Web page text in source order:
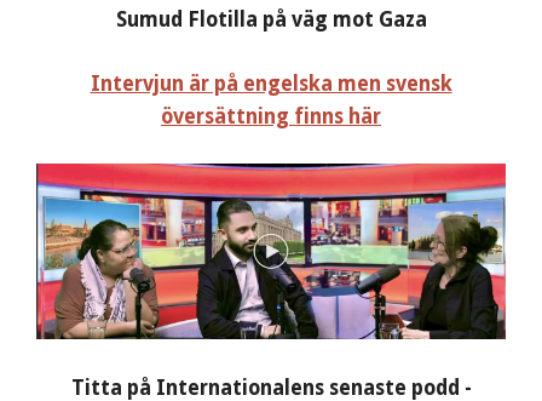
Sumud Flotilla på väg mot Gaza
Intervjun är på engelska men svensk
översättning finns här
Titta på Internationalens senaste podd -